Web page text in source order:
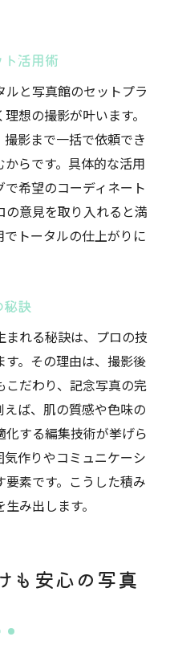
活用術
と写真館のセットプラ
想の撮影が叶います。
影まで一括で依頼でき
らです。具体的な活用
希望のコーディネート
意見を取り入れると満
トータルの仕上がりに
秘訣
れる秘訣は、プロの技
。その理由は、撮影後
だわり、記念写真の完
ば、肌の質感や色味の
する編集技術が挙げら
作りやコミュニケーシ
素です。こうした積み
み出します。
も安心の写真